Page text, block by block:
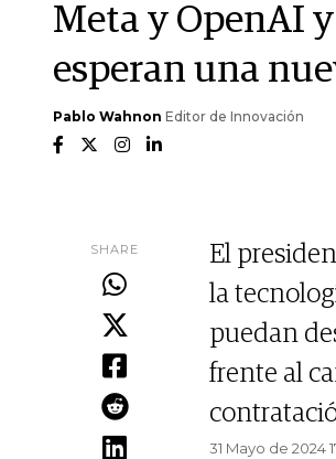
Meta y OpenAI
esperan una
Pablo Wahnon Editor de Innovación
SHARE
El
la
puedan
frente al
31 Mayo de 2024